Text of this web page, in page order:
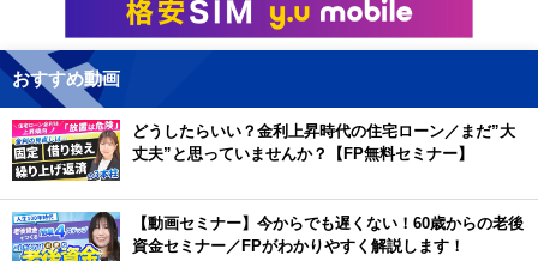
おすすめ動画
どうしたらいい？金利上昇時代の住宅ローン／まだ”大
丈夫”と思っていませんか？【FP無料セミナー】
【動画セミナー】今からでも遅くない！60歳からの老後
資金セミナー／FPがわかりやすく解説します！